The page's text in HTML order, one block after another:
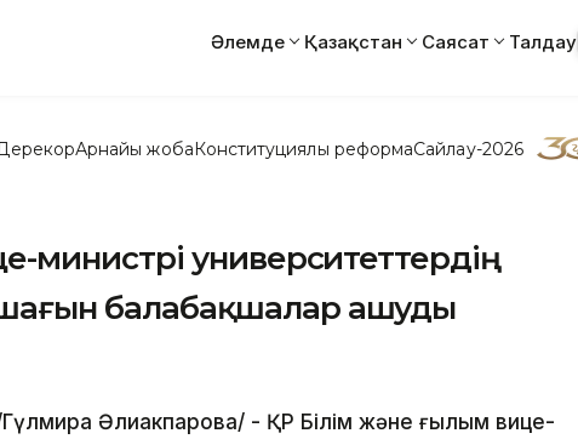
Әлемде Қазақстан Саясат Талдау
Арнайы жобаКонституциялық реформаСайлау-2026
министрі университеттердің
балабақшалар ашуды
Гүлмира Әлиакпарова/ - ҚР Білім және ғылым вице-